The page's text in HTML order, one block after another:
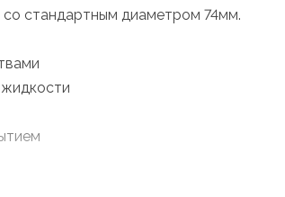
стандартным диаметром 74мм.
жидкости